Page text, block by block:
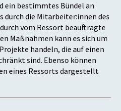
ein bestimmtes Bündel an
durch die Mitarbeiter:innen des
vom Ressort beauftragte
Maßnahmen kann es sich um
handeln, die auf einen
sind. Ebenso können
eines Ressorts dargestellt